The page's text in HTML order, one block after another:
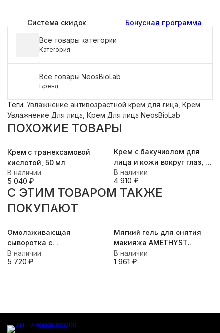
Система скидок Бонусная программа
Все товары категории
Категория
Все товары NeosBioLab
Бренд
Теги: Увлажнение антивозрастной крем для лица Крем
Увлажнение Для лица Крем Для лица NeosBioLab
ПОХОЖИЕ ТОВАРЫ
Крем с транексамовой
кислотой, 50 мл
В наличии
5 040 ₽
Крем с бакучиолом для
лица и кожи вокруг глаз, 7
мл, 50 мл
В наличии
4 910 ₽
C ЭТИМ ТОВАРОМ ТАКЖЕ
ПОКУПАЮТ
Омолаживающая
сыворотка c
фитоэстрогенами из
Glycyrriza glabra +APh-
В наличии
5 720 ₽
Мягкий гель для снятия
макияжа AMETHYST
SENSI-GEL SOFT MAKE-UP
REMOVER, 100 мл
В наличии
1 961 ₽